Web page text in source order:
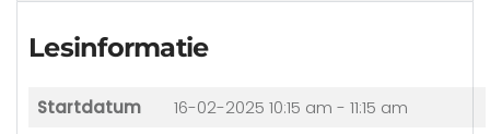
Lesinformatie
Startdatum 16-02-2025 10:15 am - 11:15 am